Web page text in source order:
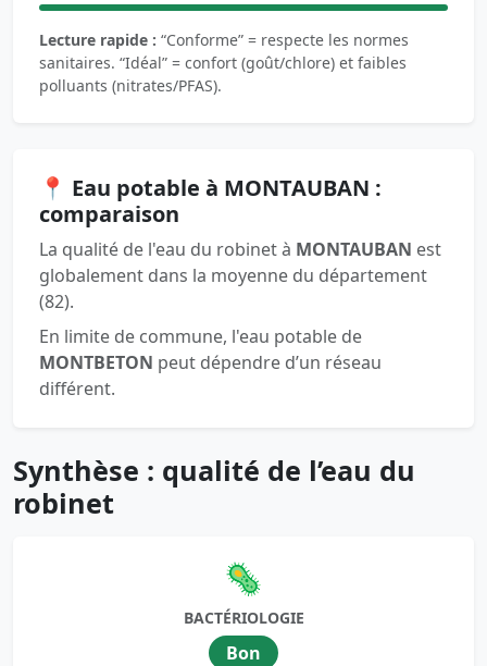
Lecture rapide : “Conforme” = respecte les normes
sanitaires. “Idéal” = confort (goût/chlore) et faibles
polluants (nitrates/PFAS).
📍 Eau potable à MONTAUBAN :
comparaison
La qualité de l'eau du robinet à MONTAUBAN est
globalement dans la moyenne du département
(82).
En limite de commune, l'eau potable de
MONTBETON peut dépendre d’un réseau
différent.
Synthèse : qualité de l’eau du
robinet
🦠
BACTÉRIOLOGIE
Bon